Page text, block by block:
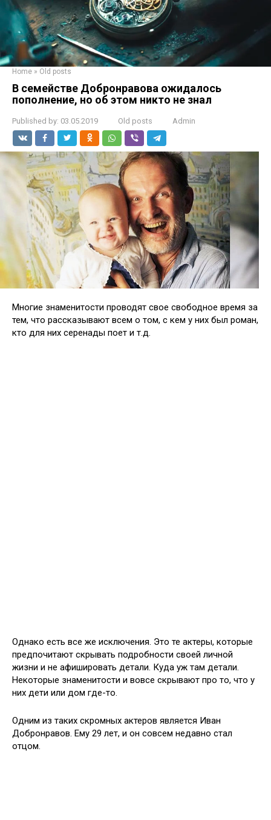
Home » Old posts
В семействе Добронравова ожидалось
пополнение, но об этом никто не знал
Published by: 03.05.2019 Old posts Admin
Многие знаменитости проводят свое свободное время за
тем, что рассказывают всем о том, с кем у них был роман,
кто для них серенады поет и т.д.
Однако есть все же исключения. Это те актеры, которые
предпочитают скрывать подробности своей личной
жизни и не афишировать детали. Куда уж там детали.
Некоторые знаменитости и вовсе скрывают про то, что у
них дети или дом где-то.
Одним из таких скромных актеров является Иван
Добронравов. Ему 29 лет, и он совсем недавно стал
отцом.